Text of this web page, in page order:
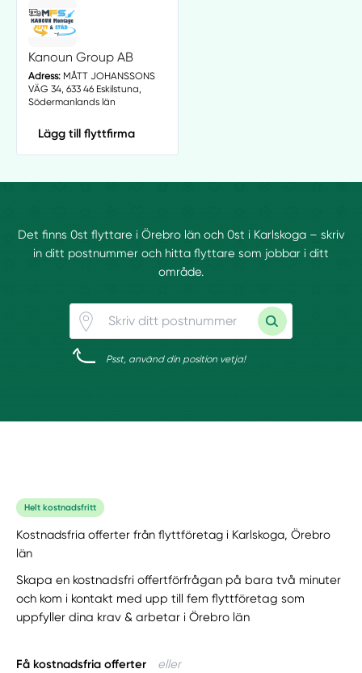
Kanoun Group AB
Adress:MÅTT JOHANSSONS
VÄG 34, 633 46 Eskilstuna,
Södermanlands län
Lägg till flyttfirma
Det finns 0st flyttare i Örebro län och 0st i Karlskoga – skriv
in ditt postnummer och hitta flyttare som jobbar i ditt
område.
Psst, använd din position vetja!
Helt kostnadsfritt
Kostnadsfria offerter från flyttföretag i Karlskoga, Örebro
län
Skapa en kostnadsfri offertförfrågan på bara två minuter
och kom i kontakt med upp till fem flyttföretag som
uppfyller dina krav & arbetar i Örebro län
Få kostnadsfria offerter eller